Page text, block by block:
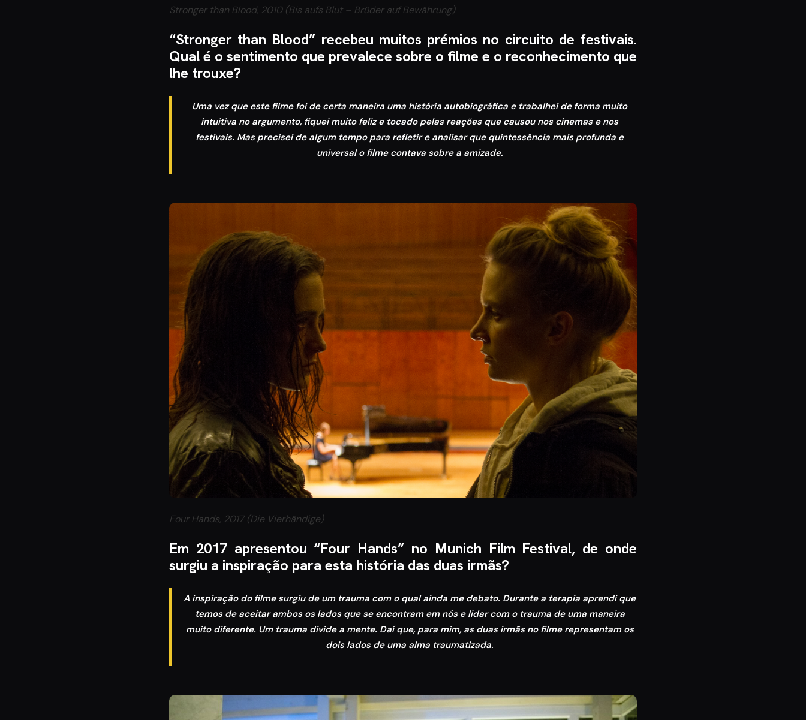
Stronger than Blood, 2010 (Bis aufs Blut – Brüder auf Bewährung)
“Stronger than Blood” recebeu muitos prémios no circuito de festivais.
Qual é o sentimento que prevalece sobre o filme e o reconhecimento que
lhe trouxe?
Uma vez que este filme foi de certa maneira uma história autobiográfica e trabalhei de forma muito
intuitiva no argumento, fiquei muito feliz e tocado pelas reações que causou nos cinemas e nos
festivais. Mas precisei de algum tempo para refletir e analisar que quintessência mais profunda e
universal o filme contava sobre a amizade.
Four Hands, 2017 (Die Vierhändige)
Em 2017 apresentou “Four Hands” no Munich Film Festival, de onde
surgiu a inspiração para esta história das duas irmãs?
A inspiração do filme surgiu de um trauma com o qual ainda me debato. Durante a terapia aprendi que
temos de aceitar ambos os lados que se encontram em nós e lidar com o trauma de uma maneira
muito diferente. Um trauma divide a mente. Daí que, para mim, as duas irmãs no filme representam os
dois lados de uma alma traumatizada.